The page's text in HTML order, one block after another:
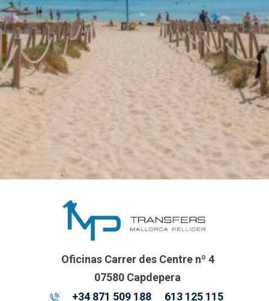
Oficinas Carrer des Centre nº 4
07580 Capdepera
+34 871 509 188
613 125 115